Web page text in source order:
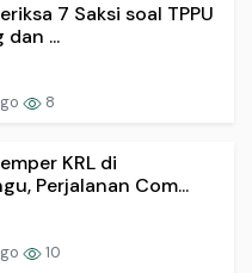
7 Saksi soal TPPU
dan ...
8
KRL di
Perjalanan Com...
10